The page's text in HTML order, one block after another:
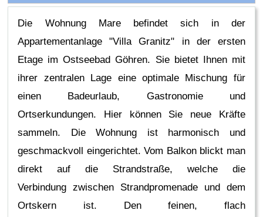
Die Wohnung Mare befindet sich in der
Appartementanlage "Villa Granitz" in der ersten
Etage im Ostseebad Göhren. Sie bietet Ihnen mit
ihrer zentralen Lage eine optimale Mischung für
einen Badeurlaub, Gastronomie und
Ortserkundungen. Hier können Sie neue Kräfte
sammeln. Die Wohnung ist harmonisch und
geschmackvoll eingerichtet. Vom Balkon blickt man
direkt auf die Strandstraße, welche die
Verbindung zwischen Strandpromenade und dem
Ortskern ist. Den feinen, flach